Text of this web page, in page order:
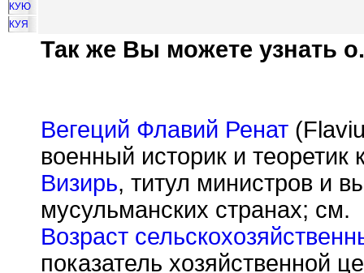
КУЮ
КУЯ
Так же Вы можете узнать
Вегеций Флавий Ренат
военный историк и
Визирь, титул министров и
мусульманских странах; см.
Возраст
показатель хозяйственной